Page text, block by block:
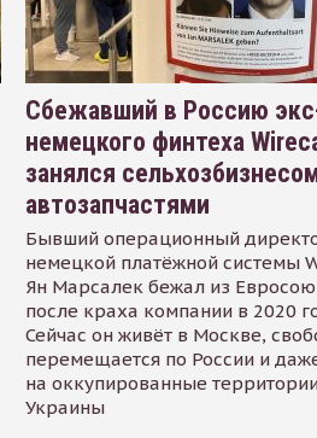
Сбежавший в Россию
немецкого финтеха
занялся
автозапчастями
Бывший операционный
немецкой платёжной системы
Ян Марсалек бежал из
после краха компании в 2020
Сейчас он живёт в Москве,
перемещается по России и
на оккупированные
Украины